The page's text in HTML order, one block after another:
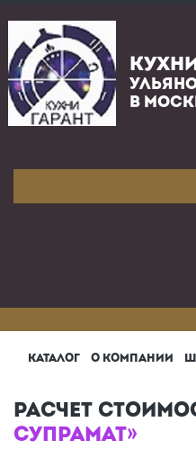
В
КАТАЛОГ О КОМПАНИИ
РАСЧЕТ
СУПРАМАТ»